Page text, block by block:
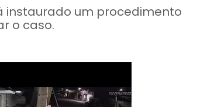
instaurado um procedimento
o caso.